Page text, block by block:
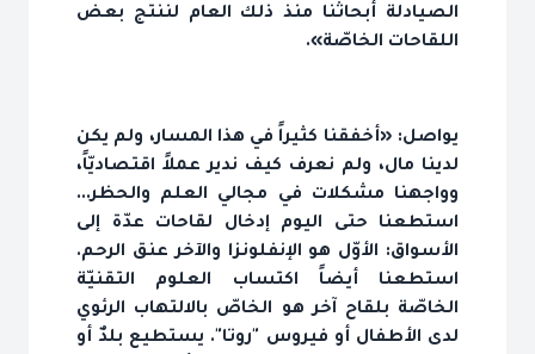
الصيادلة أبحاثنا منذ ذلك العام لننتج بعض
اللقاحات الخاصّة».
يواصل: «أخفقنا كثيراً في هذا المسار، ولم يكن
لدينا مال، ولم نعرف كيف ندير عملاً اقتصاديّاً،
وواجهنا مشكلات في مجالي العلم والحظر...
استطعنا حتى اليوم إدخال لقاحات عدّة إلى
الأسواق: الأوّل هو الإنفلونزا والآخر عنق الرحم.
استطعنا أيضاً اكتساب العلوم التقنيّة
الخاصّة بلقاح آخر هو الخاصّ بالالتهاب الرئوي
لدى الأطفال أو فيروس "روتا". يستطيع بلدٌ أو